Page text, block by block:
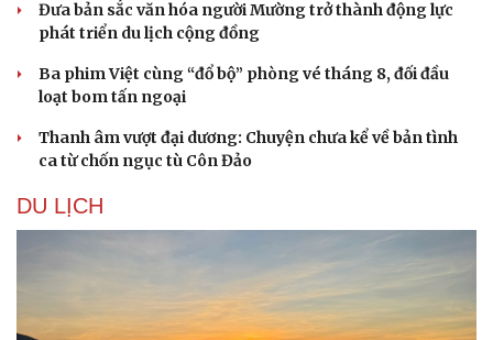
Đưa bản sắc văn hóa người Mường trở thành động lực
phát triển du lịch cộng đồng
Ba phim Việt cùng “đổ bộ” phòng vé tháng 8, đối đầu
loạt bom tấn ngoại
Thanh âm vượt đại dương: Chuyện chưa kể về bản tình
ca từ chốn ngục tù Côn Đảo
DU LỊCH